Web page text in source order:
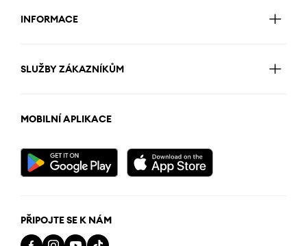
INFORMACE
SLUŽBY ZÁKAZNÍKŮM
MOBILNÍ APLIKACE
PŘIPOJTE SE K NÁM